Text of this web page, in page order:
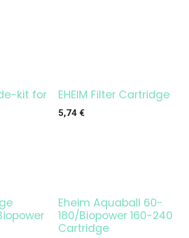
kit for
EHEIM Filter Cartridge
5,74€
Eheim Aquaball 60-
180/Biopower 160-240
Cartridge